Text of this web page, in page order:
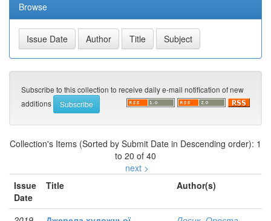
Browse
Subscribe to this collection to receive daily e-mail notification of new
additions
Collection's Items (Sorted by Submit Date in Descending order): 1
to 20 of 40
next >
Issue
Date
Title Author(s)